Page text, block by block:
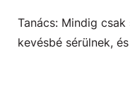
Tanács: Mindig
kevésbé sérülnek,